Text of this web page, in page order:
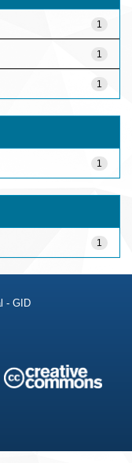
1
1
1
1
1
- GID